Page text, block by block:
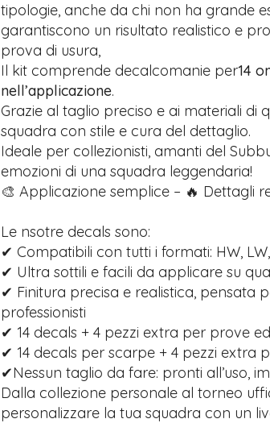
tipologie, anche da chi non ha grande
garantiscono un risultato realistico e
prova di usura,
Il kit comprende decalcomanie per14
nell’applicazione.
Grazie al taglio preciso e ai materiali di
squadra con stile e cura del dettaglio.
Ideale per collezionisti, amanti del
emozioni di una squadra leggendaria!
🎨 Applicazione semplice – 🔥 Dettagli
Le nsotre decals sono:
✔ Compatibili con tutti i formati: HW, LW,
✔ Ultra sottili e facili da applicare su
✔ Finitura precisa e realistica, pensata
professionisti
✔ 14 decals + 4 pezzi extra per prove
✔ 14 decals per scarpe + 4 pezzi extra
✔Nessun taglio da fare: pronti all’uso,
Dalla collezione personale al torneo
personalizzare la tua squadra con un